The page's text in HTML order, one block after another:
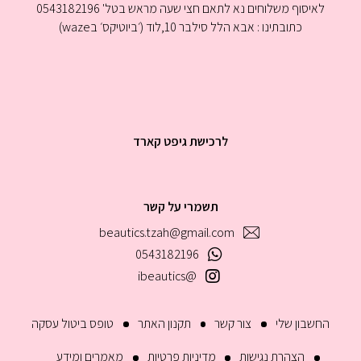
החשבון שלי צור קשר תקנון האתר
טופס ביטול עסקה
הצהרת נגישות
מדיניות פרטיות מאמרים ומידע
תשמרי על קשר
beautics.tzah@gmail.com
0543182196
@ibeautics
לאיסוף משלוחים נא לתאם חצי שעה מראש בטל' 0543182196
כתובתינו : אבא הלל סילבר 10,לוד (׳ביוטיקס׳ בwaze)
לרכישת גיפט קארד